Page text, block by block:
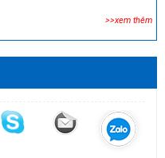
>>xem thêm